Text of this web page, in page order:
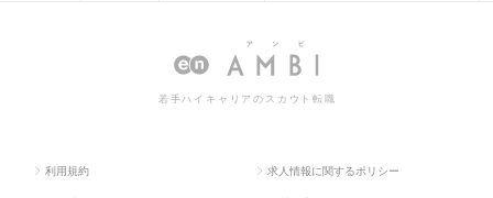
若手ハイキャリアのスカウト転職
利用規約 求人情報に関するポリシー